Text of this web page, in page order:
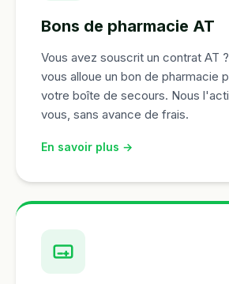
Bons de pharmacie AT
Vous avez souscrit un contrat AT
vous alloue un bon de pharmacie
votre boîte de secours. Nous
vous, sans avance de frais.
En savoir plus →